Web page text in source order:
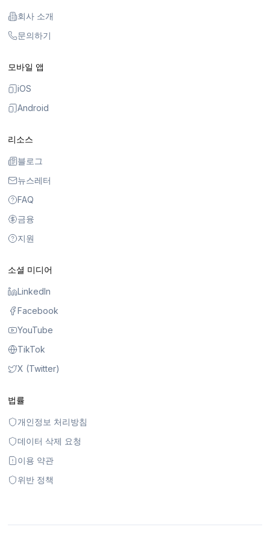
회사 소개
문의하기
모바일 앱
iOS
Android
리소스
블로그
뉴스레터
FAQ
금융
지원
소셜 미디어
LinkedIn
Facebook
YouTube
TikTok
X (Twitter)
법률
개인정보 처리방침
데이터 삭제 요청
이용 약관
위반 정책